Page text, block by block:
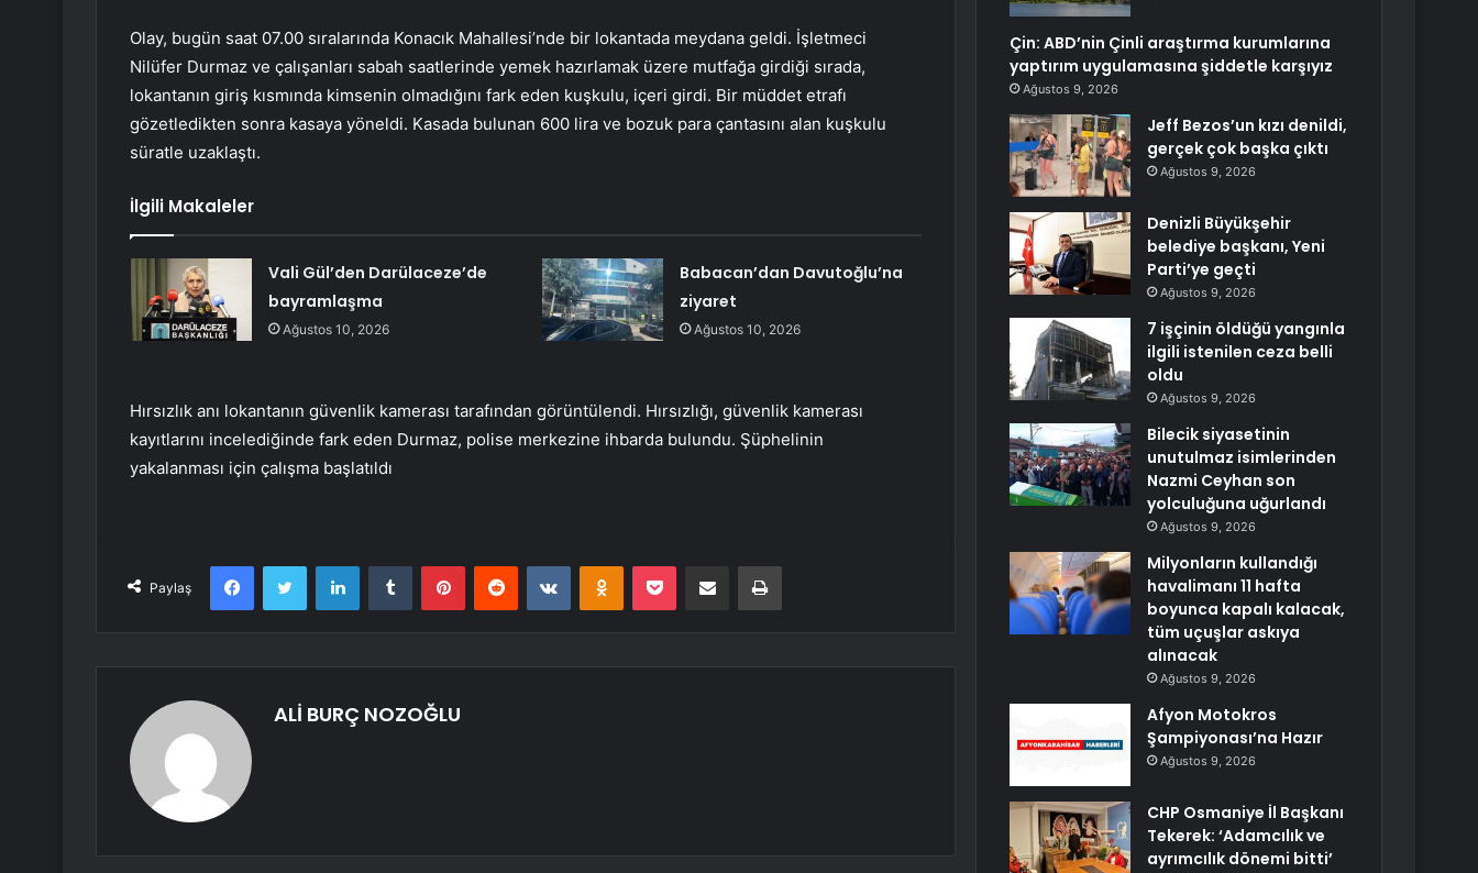
Olay, bugün saat 07.00 sıralarında Konacık Mahallesi’nde bir lokantada meydana geldi. İşletmeci
Nilüfer Durmaz ve çalışanları sabah saatlerinde yemek hazırlamak üzere mutfağa girdiği sırada,
lokantanın giriş kısmında kimsenin olmadığını fark eden kuşkulu, içeri girdi. Bir müddet etrafı
gözetledikten sonra kasaya yöneldi. Kasada bulunan 600 lira ve bozuk para çantasını alan kuşkulu
süratle uzaklaştı.
İlgili Makaleler
Vali Gül’den Darülaceze’de
bayramlaşma
Ağustos 10, 2026
Babacan’dan Davutoğlu’na
ziyaret
Ağustos 10, 2026
Hırsızlık anı lokantanın güvenlik kamerası tarafından görüntülendi. Hırsızlığı, güvenlik kamerası
kayıtlarını incelediğinde fark eden Durmaz, polise merkezine ihbarda bulundu. Şüphelinin
yakalanması için çalışma başlatıldı
Paylaş
FacebookTwitter LinkedInTumblr PinterestReddit VKontakteOdnoklassniki
Pocket E-Posta ile paylaş Yazdır
ALİ BURÇ NOZOĞLU
Çin: ABD’nin Çinli araştırma kurumlarına
yaptırım uygulamasına şiddetle karşıyız
Ağustos 9, 2026
Jeff Bezos’un kızı denildi,
gerçek çok başka çıktı
Ağustos 9, 2026
Denizli Büyükşehir
belediye başkanı, Yeni
Parti’ye geçti
Ağustos 9, 2026
7 işçinin öldüğü yangınla
ilgili istenilen ceza belli
oldu
Ağustos 9, 2026
Bilecik siyasetinin
unutulmaz isimlerinden
Nazmi Ceyhan son
yolculuğuna uğurlandı
Ağustos 9, 2026
Milyonların kullandığı
havalimanı 11 hafta
boyunca kapalı kalacak,
tüm uçuşlar askıya
alınacak
Ağustos 9, 2026
Afyon Motokros
Şampiyonası’na Hazır
Ağustos 9, 2026
CHP Osmaniye İl Başkanı
Tekerek: ‘Adamcılık ve
ayrımcılık dönemi bitti’